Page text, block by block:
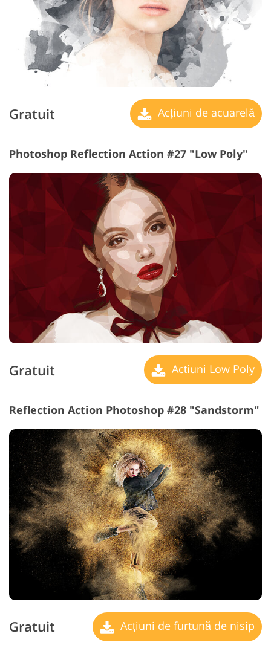
Gratuit Acțiuni de acuarelă
Photoshop Reflection Action #27 "Low Poly"
Gratuit Acțiuni Low Poly
Reflection Action Photoshop #28 "Sandstorm"
Gratuit Acțiuni de furtună de nisip